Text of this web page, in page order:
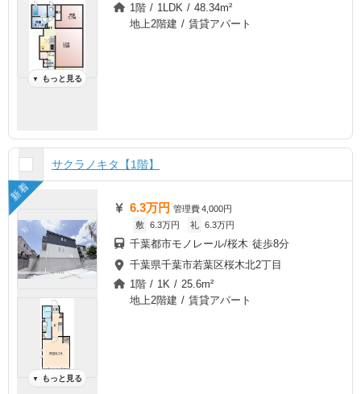
▼ もっと見る
1階 / 1LDK / 48.34m²
地上2階建 / 賃貸アパート
サクラノキタ【1階】
新着
▼ もっと見る
6.3万円 管理費4,000円
敷 6.3万円 礼 6.3万円
千葉都市モノレール/桜木 徒歩8分
千葉県千葉市若葉区桜木北2丁目
1階 / 1K / 25.6m²
地上2階建 / 賃貸アパート